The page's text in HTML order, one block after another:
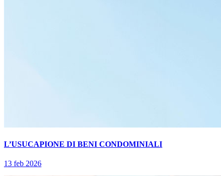
L’USUCAPIONE DI BENI CONDOMINIALI
13 feb 2026